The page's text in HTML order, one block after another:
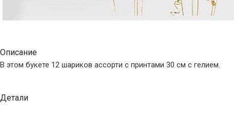
Описание
В этом букете 12 шариков ассорти с принтами 30 см с гелием.
Детали